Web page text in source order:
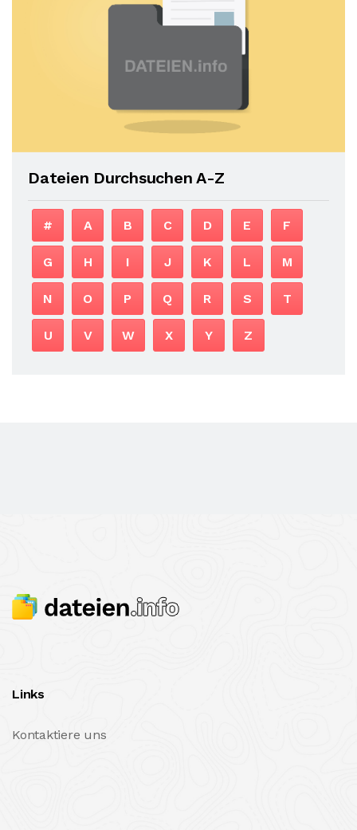
Dateien Durchsuchen A-Z
# A B C D E F
G H I J K L M
N O P Q R S T
U V W X Y Z
Links
Kontaktiere uns